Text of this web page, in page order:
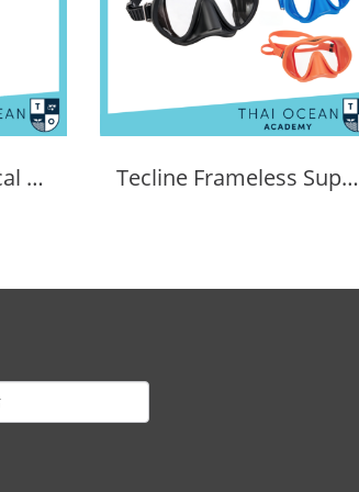
Cressi Prisma Optical Correction Lens (Positive & Negative) Tecline Frameless Super View Mask